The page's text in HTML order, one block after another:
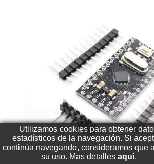
Utilizamos cookies para obtener
estadísticos de la navegación. Si
continúa navegando, consideramos que
su uso. Mas detalles aquí.